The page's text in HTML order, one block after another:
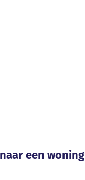
een woning